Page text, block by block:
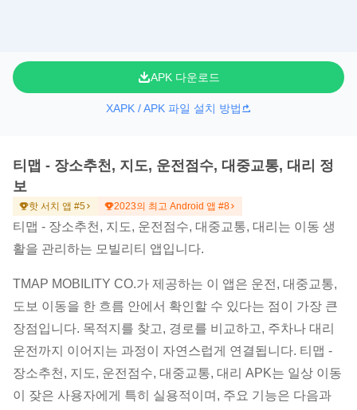
APK 다운로드
XAPK / APK 파일 설치 방법
티맵 - 장소추천, 지도, 운전점수, 대중교통, 대리 정
보
핫 서치 앱 #5 2023의 최고 Android 앱 #8
티맵 - 장소추천, 지도, 운전점수, 대중교통, 대리는 이동 생
활을 관리하는 모빌리티 앱입니다.
TMAP MOBILITY CO.가 제공하는 이 앱은 운전, 대중교통,
도보 이동을 한 흐름 안에서 확인할 수 있다는 점이 가장 큰
장점입니다. 목적지를 찾고, 경로를 비교하고, 주차나 대리
운전까지 이어지는 과정이 자연스럽게 연결됩니다. 티맵 -
장소추천, 지도, 운전점수, 대중교통, 대리 APK는 일상 이동
이 잦은 사용자에게 특히 실용적이며, 주요 기능은 다음과